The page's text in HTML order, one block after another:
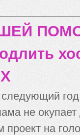
не
на